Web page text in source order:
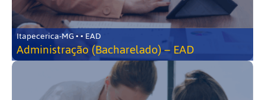
Itapecerica-MG • • EAD
Administração (Bacharelado) – EAD